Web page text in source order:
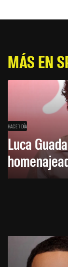
MÁS EN
HACE 1 DÍA
Luca